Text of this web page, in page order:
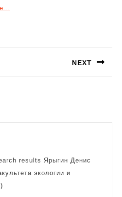
NEXT
results Ярыгин Денис
экологии и